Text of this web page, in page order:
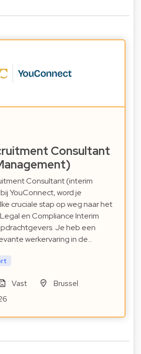
Consultant
Consultant (interim
YouConnect, word je
cruciale stap op weg naar het
en Compliance Interim
Je heb een
werkervaring in de…
Vast
Brussel